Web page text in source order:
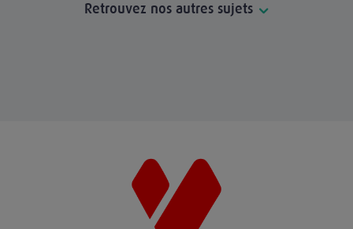
Retrouvez nos autres sujets